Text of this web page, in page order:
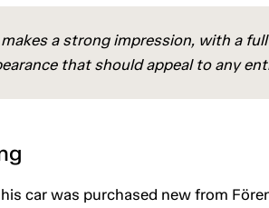
a strong impression, with a
that should appeal to any
car was purchased new from